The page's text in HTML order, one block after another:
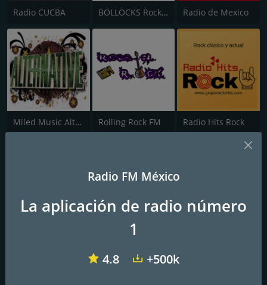
Radio CUCBA BOLLOCKS Rock & Metal Radio Radio de Mexico
Miled Music Alternativo Rolling Rock FM Radio Hits Rock
Fonoteca Dena
SanLuiSonora
Radio FM México
La aplicación de radio número
1
4.8 +500k